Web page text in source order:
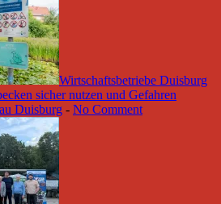
Wirtschaftsbetriebe Duisburg
sicher nutzen und Gefahren
Duisburg - No Comment